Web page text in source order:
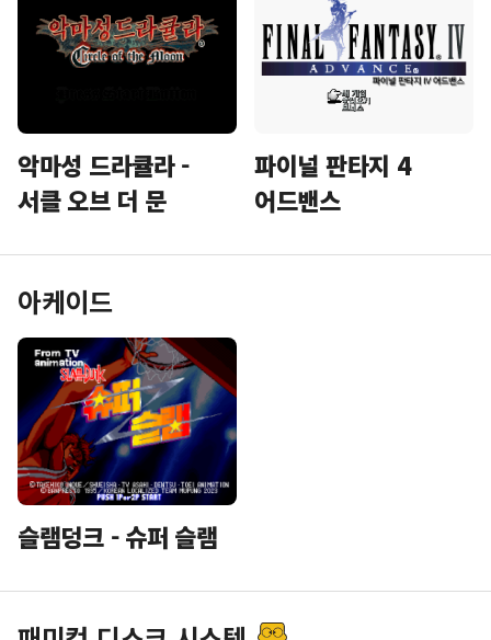
악마성 드라큘라 -
서클 오브 더 문
파이널 판타지 4
어드밴스
아케이드
슬램덩크 - 슈퍼 슬램